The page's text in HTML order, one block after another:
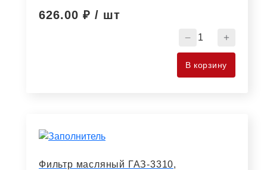
626.00 ₽ / шт
Количество
Фильтр
топл.тонкой
В корзину
Фильтр масляный ГАЗ-3310,